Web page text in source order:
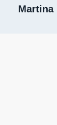
Martina